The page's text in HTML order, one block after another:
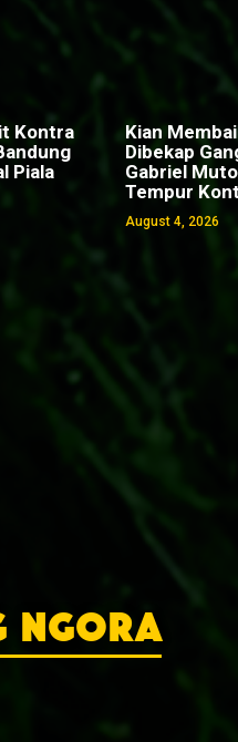
Kontra
Piala
Kian
Dibekap
Gabriel
Tempur
August 4, 2026
NGORA